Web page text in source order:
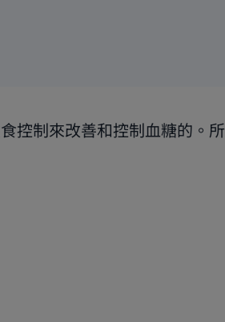
控制來改善和控制血糖的。所